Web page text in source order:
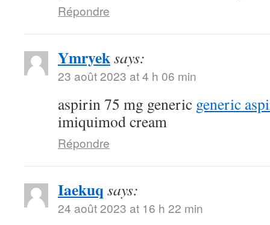
Répondre
Ymryeksays:
23 août 2023 at 4 h 06 min
aspirin 75 mg generic generic
imiquimod cream
Répondre
Iaekuq says:
24 août 2023 at 16 h 22 min